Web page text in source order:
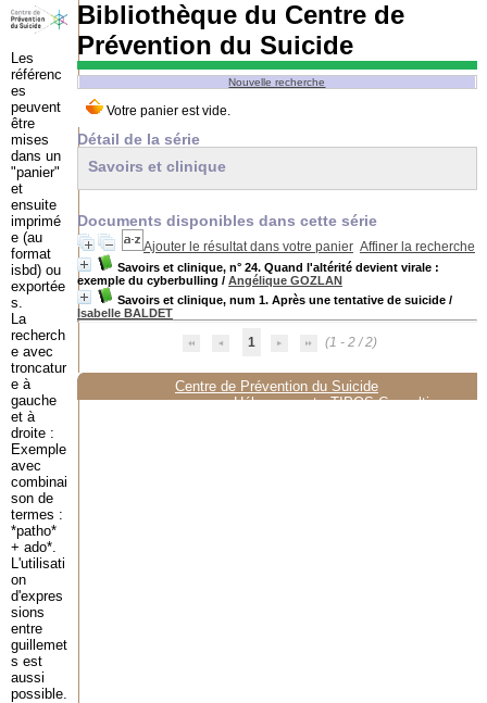
Bibliothèque du Centre de
Prévention du Suicide
Nouvelle recherche
Détail de la série
Savoirs et clinique
Documents disponibles dans cette série
Ajouter le résultat dans votre panier Affiner la recherche
Savoirs et clinique, n° 24. Quand l'altérité devient virale :
exemple du cyberbulling / Angélique GOZLAN
Savoirs et clinique, num 1. Après une tentative de suicide/
Isabelle BALDET
1 (1 - 2 / 2)
Centre de Prévention du Suicide
Hébergement :TIPOS Consulting
Les
référenc
es
peuvent
être
mises
dans un
"panier"
et
ensuite
imprimé
e (au
format
isbd) ou
exportée
s.
La
recherch
e avec
troncatur
e à
gauche
et à
droite :
Exemple
avec
combinai
son de
termes :
*patho*
+ ado*.
L'utilisati
on
d'expres
sions
entre
guillemet
s est
aussi
possible.